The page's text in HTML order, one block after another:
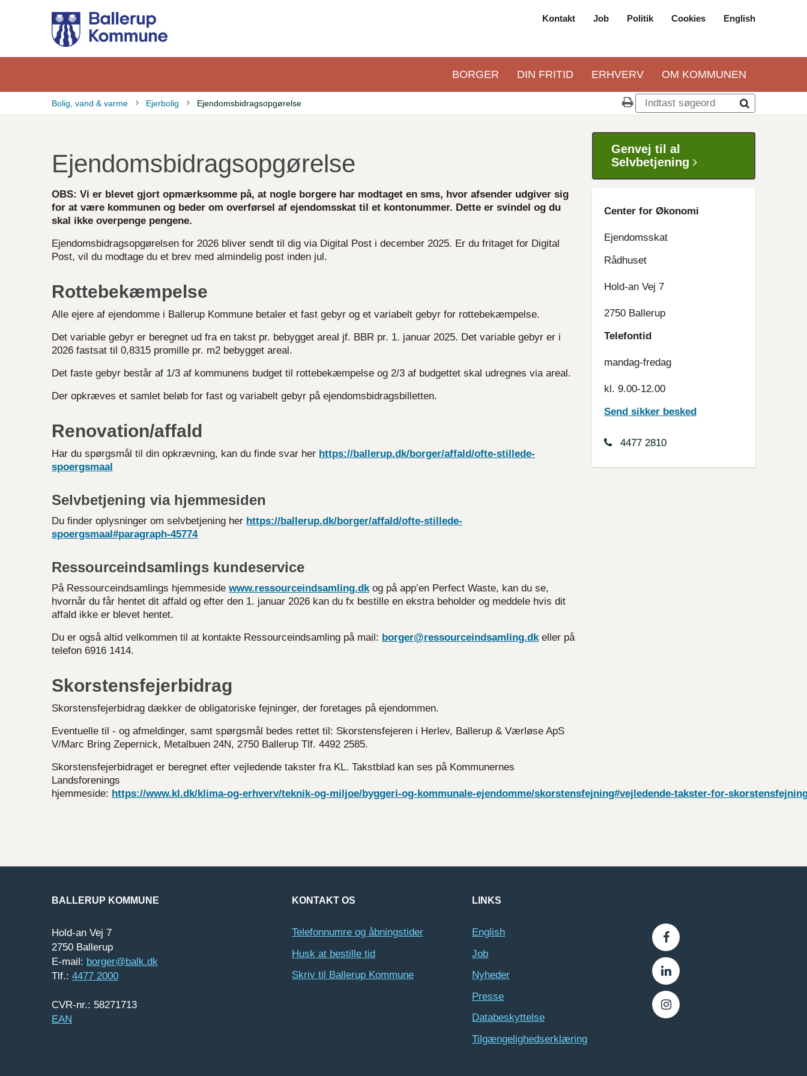
hovedindhold
navigation
Kontakt Job Politik Cookies English
Primær
BORGER DIN FRITID ERHVERV OM KOMMUNEN
Bolig, vand & varme Ejerbolig Ejendomsbidragsopgørelse
Ejendomsbidragsopgørelse
OBS: Vi er blevet gjort opmærksomme på, at nogle borgere har modtaget en sms, hvor afsender udgiver sig
for at være kommunen og beder om overførsel af ejendomsskat til et kontonummer. Dette er svindel og du
skal ikke overpenge pengene.
Ejendomsbidragsopgørelsen for 2026 bliver sendt til dig via Digital Post i december 2025. Er du fritaget for Digital
Post, vil du modtage du et brev med almindelig post inden jul.
Rottebekæmpelse
Alle ejere af ejendomme i Ballerup Kommune betaler et fast gebyr og et variabelt gebyr for rottebekæmpelse.
Det variable gebyr er beregnet ud fra en takst pr. bebygget areal jf. BBR pr. 1. januar 2025. Det variable gebyr er i
2026 fastsat til 0,8315 promille pr. m2 bebygget areal.
Det faste gebyr består af 1/3 af kommunens budget til rottebekæmpelse og 2/3 af budgettet skal udregnes via areal.
Der opkræves et samlet beløb for fast og variabelt gebyr på ejendomsbidragsbilletten.
Renovation/affald
Har du spørgsmål til din opkrævning, kan du finde svar her https://ballerup.dk/borger/affald/ofte-stillede-
spoergsmaal
Selvbetjening via hjemmesiden
Du finder oplysninger om selvbetjening her https://ballerup.dk/borger/affald/ofte-stillede-
spoergsmaal#paragraph-45774
Ressourceindsamlings kundeservice
På Ressourceindsamlings hjemmeside www.ressourceindsamling.dkog på app’en Perfect Waste, kan du se,
hvornår du får hentet dit affald og efter den 1. januar 2026 kan du fx bestille en ekstra beholder og meddele hvis dit
affald ikke er blevet hentet.
Du er også altid velkommen til at kontakte Ressourceindsamling på mail: borger@ressourceindsamling.dk eller på
telefon 6916 1414.
Skorstensfejerbidrag
Skorstensfejerbidrag dækker de obligatoriske fejninger, der foretages på ejendommen.
Eventuelle til - og afmeldinger, samt spørgsmål bedes rettet til: Skorstensfejeren i Herlev, Ballerup & Værløse ApS
V/Marc Bring Zepernick, Metalbuen 24N, 2750 Ballerup Tlf. 4492 2585.
Skorstensfejerbidraget er beregnet efter vejledende takster fra KL. Takstblad kan ses på Kommunernes
Landsforenings
hjemmeside: https://www.kl.dk/klima-og-erhverv/teknik-og-miljoe/byggeri-og-kommunale-ejendomme/skorstensfejning#vejledende-takster-for-
Genvej til al
Selvbetjening
Center for Økonomi
Ejendomsskat
Rådhuset
Hold-an Vej 7
2750 Ballerup
Telefontid
mandag-fredag
kl. 9.00-12.00
Send sikker besked
4477 2810
BALLERUP KOMMUNE
Hold-an Vej 7
2750 Ballerup
E-mail: borger@balk.dk
Tlf.: 4477 2000
CVR-nr.: 58271713
EAN
KONTAKT OS
Telefonnumre og åbningstider
Husk at bestille tid
Skriv til Ballerup Kommune
LINKS
English
Job
Nyheder
Presse
Databeskyttelse
Tilgængelighedserklæring